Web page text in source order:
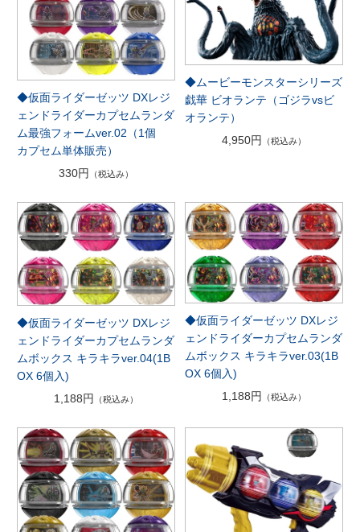
◆仮面ライダーゼッツ DXレジ
ェンドライダーカプセムランダ
ム最強フォームver.02（1個
カプセム単体販売）
330円
（税込み）
◆ムービーモンスターシリーズ
戯華 ビオランテ（ゴジラvsビ
オランテ）
4,950円
（税込み）
◆仮面ライダーゼッツ DXレジ
ェンドライダーカプセムランダ
ムボックス キラキラver.04(1B
OX 6個入)
1,188円 （税込み）
◆仮面ライダーゼッツ DXレジ
ェンドライダーカプセムランダ
ムボックス キラキラver.03(1B
OX 6個入)
1,188円
（税込み）